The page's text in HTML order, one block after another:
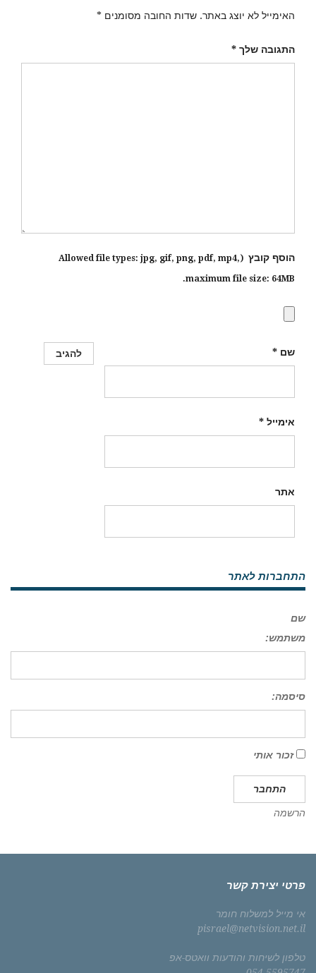
האימייל לא יוצג באתר. שדות החובה מסומנים *
התגובה שלך *
הוסף קובץ (Allowed file types:
jpg, gif, png, pdf, mp4,
maximum file size: 64MB.
שם *
אימייל *
אתר
התחברות לאתר
שם
משתמש:
סיסמה:
זכור אותי
התחבר
הרשמה
פרטי יצירת קשר
אי מייל למשלוח חומר
pisrael@netvision.net.il
טלפון לשיחות והודעות וואטס-אפ